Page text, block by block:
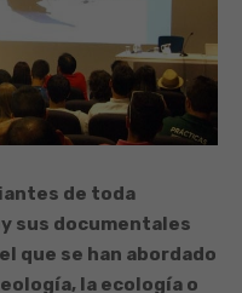
de toda
sus documentales
que se han abordado
la ecología o